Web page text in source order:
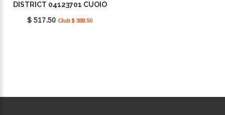
DISTRICT 04123701 CUOIO
$ 517.50 Club $ 388.50